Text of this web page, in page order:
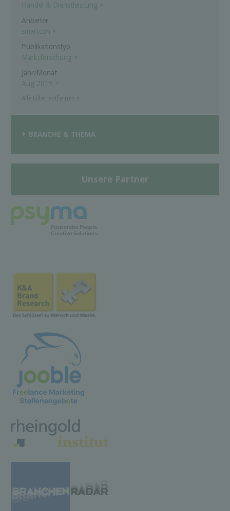
Handel & Dienstleistung ×
Anbieter
smartcon ×
Publikationstyp
Marktforschung ×
Jahr/Monat
Aug 2019 ×
BRANCHE & THEMA
Unsere Partner